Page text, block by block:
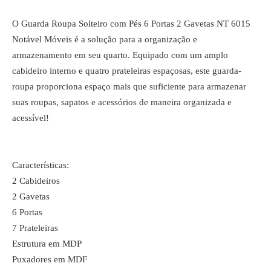
O Guarda Roupa Solteiro com Pés 6 Portas 2 Gavetas NT 6015
Notável Móveis é a solução para a organização e
armazenamento em seu quarto. Equipado com um amplo
cabideiro interno e quatro prateleiras espaçosas, este guarda-
roupa proporciona espaço mais que suficiente para armazenar
suas roupas, sapatos e acessórios de maneira organizada e
acessível!
Características:
2 Cabideiros
2 Gavetas
6 Portas
7 Prateleiras
Estrutura em MDP
Puxadores em MDF